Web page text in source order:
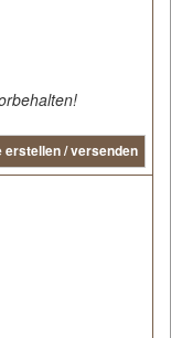
erstellen / versenden